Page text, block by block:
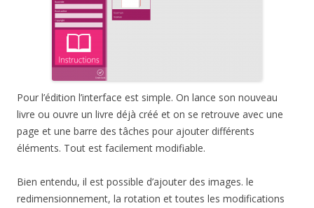
Pour l’édition l’interface est simple. On lance son nouveau
livre ou ouvre un livre déjà créé et on se retrouve avec une
page et une barre des tâches pour ajouter différents
éléments. Tout est facilement modifiable.
Bien entendu, il est possible d’ajouter des images. le
redimensionnement, la rotation et toutes les modifications